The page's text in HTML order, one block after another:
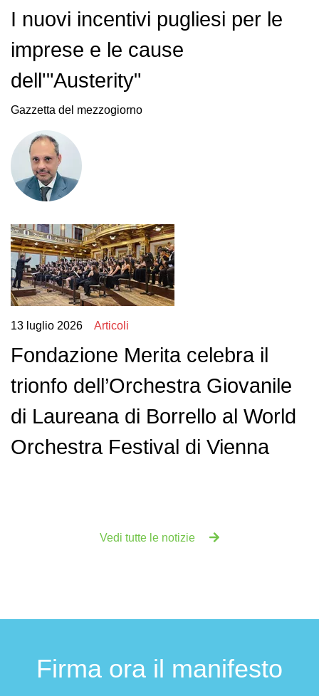
I nuovi incentivi pugliesi per le
imprese e le cause
dell'"Austerity"
Gazzetta del mezzogiorno
13 luglio 2026 Articoli
Fondazione Merita celebra il
trionfo dell’Orchestra Giovanile
di Laureana di Borrello al World
Orchestra Festival di Vienna
Vedi tutte le notizie
Firma ora il manifesto